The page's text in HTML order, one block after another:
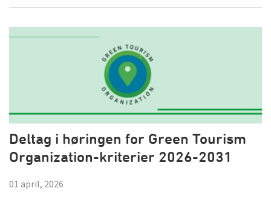
Deltag i høringen for Green Tourism
Organization-kriterier 2026-2031
01 april, 2026